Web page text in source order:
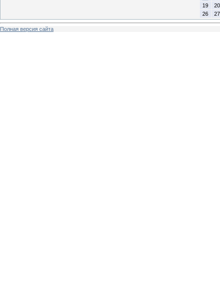
19
20
26
27
Полная версия сайта